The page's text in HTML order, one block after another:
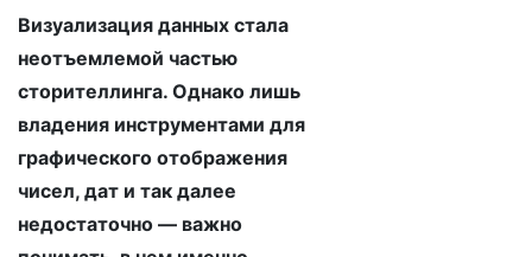
Визуализация данных стала
неотъемлемой частью
сторителлинга. Однако лишь
владения инструментами для
графического отображения
чисел, дат и так далее
недостаточно — важно